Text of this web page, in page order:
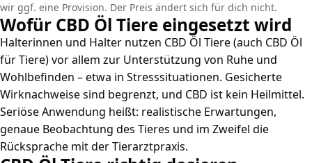
wir ggf. eine Provision. Der Preis ändert sich für dich nicht.
Wofür CBD Öl Tiere eingesetzt wird
Halterinnen und Halter nutzen CBD Öl Tiere (auch CBD Öl
für Tiere) vor allem zur Unterstützung von Ruhe und
Wohlbefinden – etwa in Stresssituationen. Gesicherte
Wirknachweise sind begrenzt, und CBD ist kein Heilmittel.
Seriöse Anwendung heißt: realistische Erwartungen,
genaue Beobachtung des Tieres und im Zweifel die
Rücksprache mit der Tierarztpraxis.